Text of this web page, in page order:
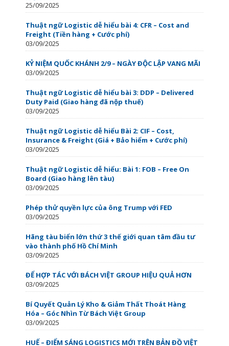
25/09/2025
Thuật ngữ Logistic dễ hiểu bài 4: CFR – Cost and
Freight (Tiền hàng + Cước phí)
03/09/2025
KỶ NIỆM QUỐC KHÁNH 2/9 – NGÀY ĐỘC LẬP VANG MÃI
03/09/2025
Thuật ngữ Logistic dễ hiểu bài 3: DDP – Delivered
Duty Paid (Giao hàng đã nộp thuế)
03/09/2025
Thuật ngữ Logistic dễ hiểu Bài 2: CIF – Cost,
Insurance & Freight (Giá + Bảo hiểm + Cước phí)
03/09/2025
Thuật ngữ Logistic dễ hiểu: Bài 1: FOB – Free On
Board (Giao hàng lên tàu)
03/09/2025
Phép thử quyền lực của ông Trump với FED
03/09/2025
Hãng tàu biển lớn thứ 3 thế giới quan tâm đầu tư
vào thành phố Hồ Chí Minh
03/09/2025
ĐỂ HỢP TÁC VỚI BÁCH VIỆT GROUP HIỆU QUẢ HƠN
03/09/2025
Bí Quyết Quản Lý Kho & Giảm Thất Thoát Hàng
Hóa – Góc Nhìn Từ Bách Việt Group
03/09/2025
HUẾ – ĐIỂM SÁNG LOGISTICS MỚI TRÊN BẢN ĐỒ VIỆT